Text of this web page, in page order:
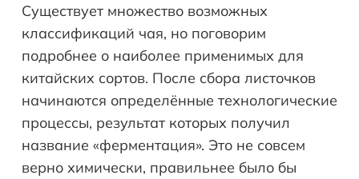
Существует множество возможных
классификаций чая, но поговорим
подробнее о наиболее применимых для
китайских сортов. После сбора листочков
начинаются определённые технологические
процессы, результат которых получил
название «ферментация». Это не совсем
верно химически, правильнее было бы